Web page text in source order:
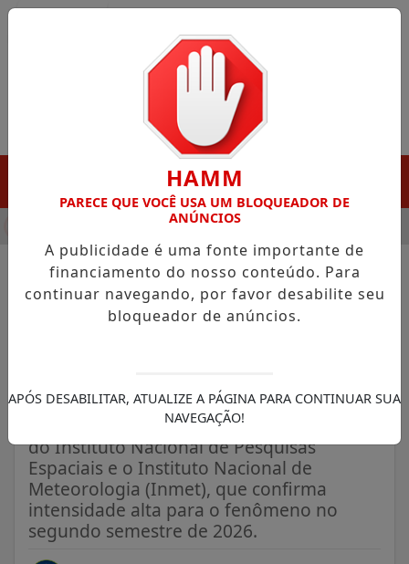
EM PORTO GRANDE COM ATUAÇÃO VOLTADA
NOTÍCIAS/JUSTIÇA FEDERAL
Dino dá 10 dias para governo
incêndios
Ministro mencionou nota técnica conjunta
do Instituto Nacional de Pesquisas
Espaciais e o Instituto Nacional de
Meteorologia (Inmet), que confirma
intensidade alta para o fenômeno no
segundo semestre de 2026.
HAMM
PARECE QUE VOCÊ USA UM BLOQUEADOR DE
ANÚNCIOS
A publicidade é uma fonte importante de
financiamento do nosso conteúdo. Para
continuar navegando, por favor desabilite seu
bloqueador de anúncios.
APÓS DESABILITAR, ATUALIZE A PÁGINA PARA CONTINUAR SUA
NAVEGAÇÃO!